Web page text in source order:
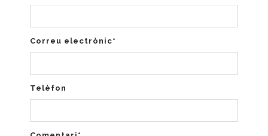
Correu electrònic*
Telèfon